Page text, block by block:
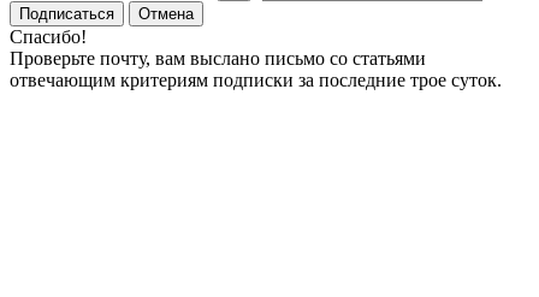
Подписаться
Отмена
Спасибо!
Проверьте почту, вам выслано письмо со статьями
отвечающим критериям подписки за последние трое суток.